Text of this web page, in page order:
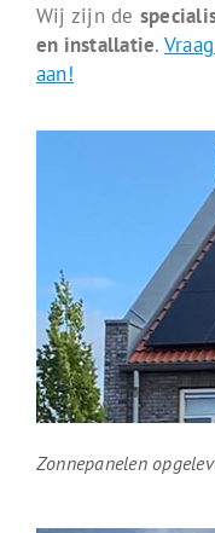
Wij zijn de
en installatie.
aan!
Zonnepanelen